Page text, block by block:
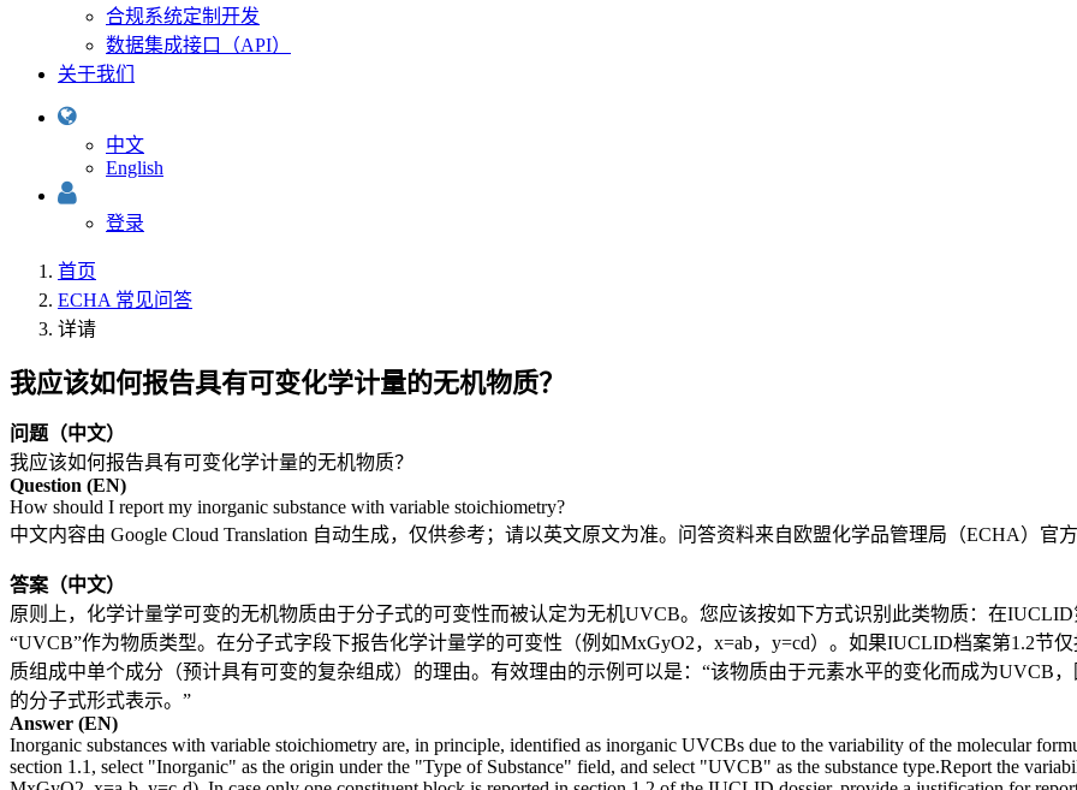
合规系统定制开发
数据集成接口（API）
关于我们
中文
English
登录
首页
ECHA 常见问答
详请
我应该如何报告具有可变化学计量的无机物质？
问题（中文）
我应该如何报告具有可变化学计量的无机物质？
Question (EN)
How should I report my inorganic substance with variable stoichiometry?
中文内容由 Google Cloud Translation 自动生成，仅供参考；请以英文原文为准。问答资料来自欧盟化学品管理局（ECHA）官方
答案（中文）
原则上，化学计量学可变的无机物质由于分子式的可变性而被认定为无机UVCB。您应该按如下方式识别此类物质：在
“UVCB”作为物质类型。在分子式字段下报告化学计量学的可变性（例如MxGyO2，x=ab，y=cd）。如果IUCLID档案第1.2节
质组成中单个成分（预计具有可变的复杂组成）的理由。有效理由的示例可以是：“该物质由于元素水平的变化而成为UVCB
的分子式形式表示。”
Answer (EN)
Inorganic substances with variable stoichiometry are, in principle, identified as inorganic UVCBs due to the variability of the molecular
section 1.1, select "Inorganic" as the origin under the "Type of Substance" field, and select "UVCB" as the substance type.Report the